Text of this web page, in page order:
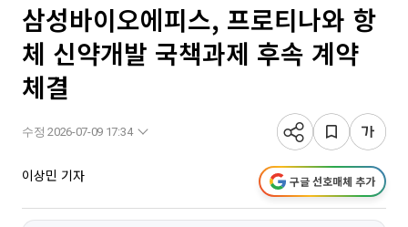
삼성바이오에피스, 프로티나와 항
체 신약개발 국책과제 후속 계약
체결
수정 2026-07-09 17:34
이상민 기자 구글 선호매체 추가